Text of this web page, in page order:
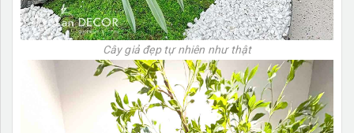
Cây giả đẹp tự nhiên như thật